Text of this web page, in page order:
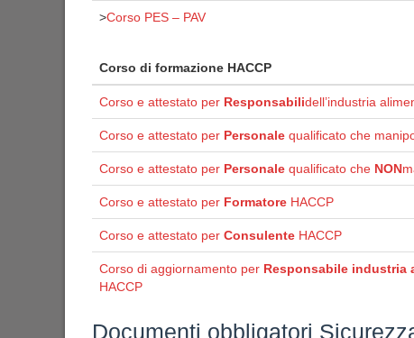
>Corso PES – PAV
Corso di formazione HACCP
Corso e attestato per Responsabilidell’industria
Corso e attestato per Personale qualificato che
Corso e attestato per Personale qualificato che NON
Corso e attestato per Formatore HACCP
Corso e attestato per Consulente HACCP
Corso di aggiornamento per Responsabile industria
HACCP
Documenti obbligatori